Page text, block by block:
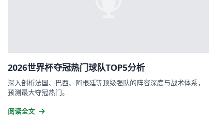
2026世界杯夺冠热门球队TOP5分析
深入剖析法国、巴西、阿根廷等顶级强队的阵容深度与战术体系，
预测最大夺冠热门。
阅读全文